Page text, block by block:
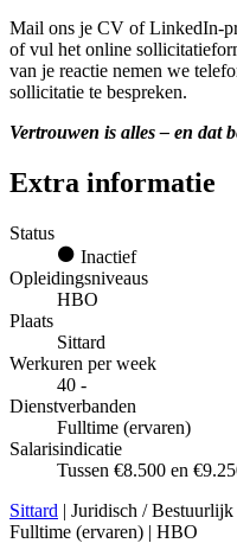
Mail ons je CV of LinkedIn-
of vul het online
van je reactie nemen we
sollicitatie te bespreken.
Vertrouwen is alles – en dat
Extra informatie
Status
Inactief
Opleidingsniveaus
HBO
Plaats
Sittard
Werkuren per week
40 -
Dienstverbanden
Fulltime (ervaren)
Salarisindicatie
Tussen €8.500 en
Sittard | Juridisch /
Fulltime (ervaren) | HBO